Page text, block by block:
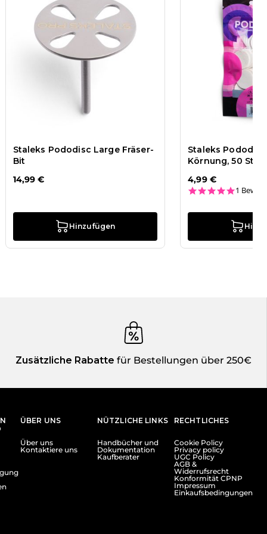
Staleks Pododisc Large Fräser-
Bit
14,99 €
Hinzufügen
Staleks
Körnung, 50 Stk
4,99 €
5.0
1
Zusätzliche Rabatte für Bestellungen über 250€
ÜBER UNS
Über uns
Kontaktiere uns
NÜTZLICHE LINKS
Handbücher und
Dokumentation
Kaufberater
RECHTLICHES
Cookie Policy
Privacy policy
UGC Policy
AGB &
Widerrufsrecht
Konformität CPNP
Impressum
Einkaufsbedingungen